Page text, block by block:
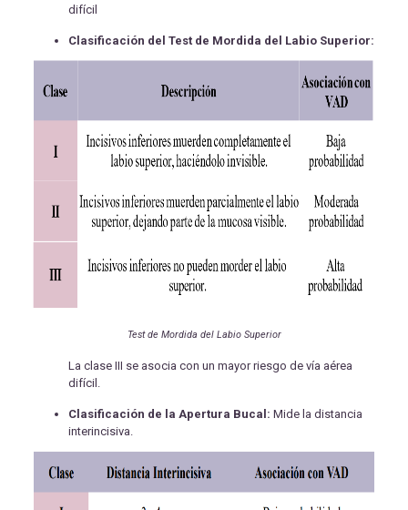
difícil
Clasificación del Test de Mordida del Labio Superior:
Test de Mordida del Labio Superior
La clase III se asocia con un mayor riesgo de vía aérea
difícil.
Clasificación de la Apertura Bucal: Mide la distancia
interincisiva.